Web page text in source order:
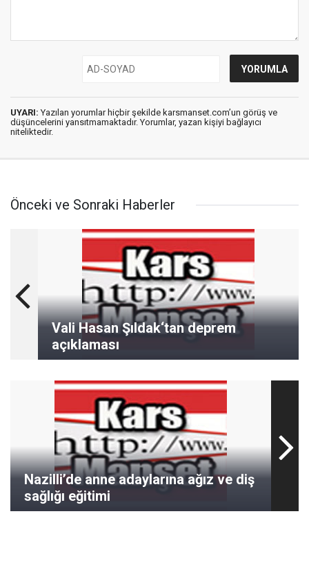
UYARI: Yazılan yorumlar hiçbir şekilde karsmanset.com’un görüş ve
düşüncelerini yansıtmamaktadır. Yorumlar, yazan kişiyi bağlayıcı
niteliktedir.
Önceki ve Sonraki Haberler
Vali Hasan Şıldak‘tan deprem
açıklaması
Nazilli’de anne adaylarına ağız ve diş
sağlığı eğitimi